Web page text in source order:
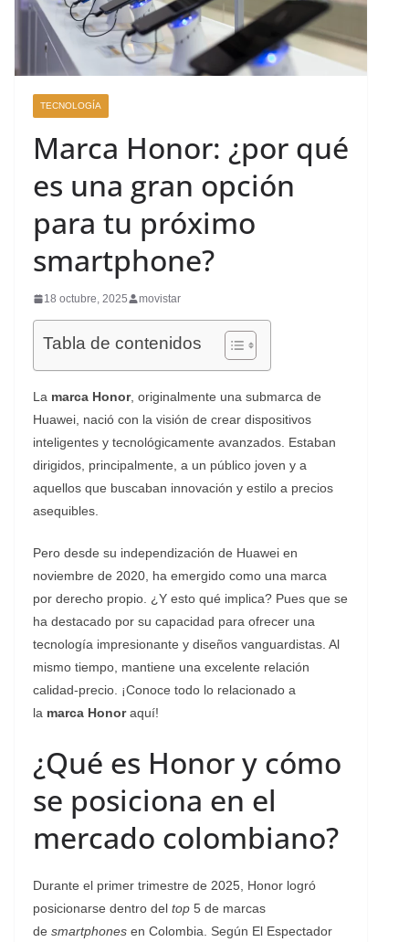
TECNOLOGÍA
Marca Honor: ¿por qué
es una gran opción
para tu próximo
smartphone?
18 octubre, 2025 movistar
Tabla de contenidos
La marca Honor, originalmente una submarca de
Huawei, nació con la visión de crear dispositivos
inteligentes y tecnológicamente avanzados. Estaban
dirigidos, principalmente, a un público joven y a
aquellos que buscaban innovación y estilo a precios
asequibles.
Pero desde su independización de Huawei en
noviembre de 2020, ha emergido como una marca
por derecho propio. ¿Y esto qué implica? Pues que se
ha destacado por su capacidad para ofrecer una
tecnología impresionante y diseños vanguardistas. Al
mismo tiempo, mantiene una excelente relación
calidad-precio. ¡Conoce todo lo relacionado a
la marca Honoraquí!
¿Qué es Honor y cómo
se posiciona en el
mercado colombiano?
Durante el primer trimestre de 2025, Honor logró
posicionarse dentro del top 5 de marcas
de smartphones en Colombia. Según El Espectador